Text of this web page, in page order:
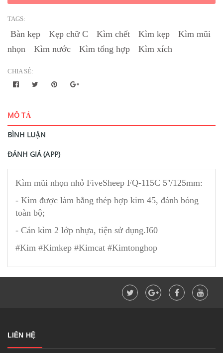
TAGS:
Bàn kẹp Kẹp chữ C Kìm chết Kìm kẹp
Kìm mũi
nhọn
Kìm nước Kìm tổng hợp Kìm xích
CHIA SẺ:
MÔ TẢ
BÌNH LUẬN
ĐÁNH GIÁ (APP)
Kìm mũi nhọn nhỏ FiveSheep FQ-115C 5''/125mm:
- Kìm được làm bằng thép hợp kim 45, đánh bóng
toàn bộ;
- Cán kìm 2 lớp nhựa, tiện sử dụng.I60
#Kim #Kimkep #Kimcat #Kimtonghop
LIÊN HỆ